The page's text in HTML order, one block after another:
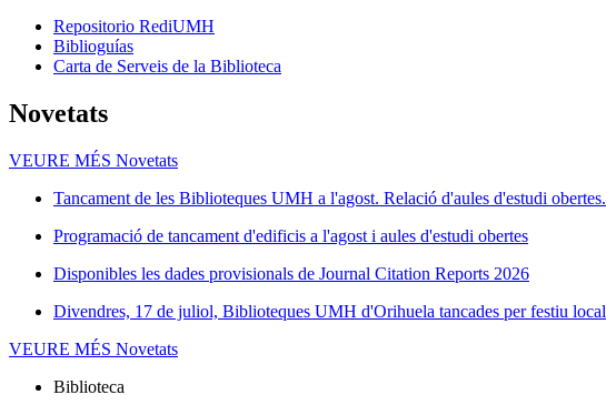
Repositorio RediUMH
Biblioguías
Carta de Serveis de la Biblioteca
Novetats
VEURE MÉS Novetats
Tancament de les Biblioteques UMH a l'agost. Relació d'aules d'estudi obertes.
Programació de tancament d'edificis a l'agost i aules d'estudi obertes
Disponibles les dades provisionals de Journal Citation Reports 2026
Divendres, 17 de juliol, Biblioteques UMH d'Orihuela tancades per festiu local
VEURE MÉS Novetats
Biblioteca